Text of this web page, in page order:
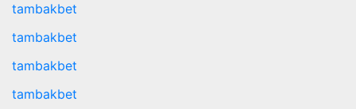
tambakbet
tambakbet
tambakbet
tambakbet